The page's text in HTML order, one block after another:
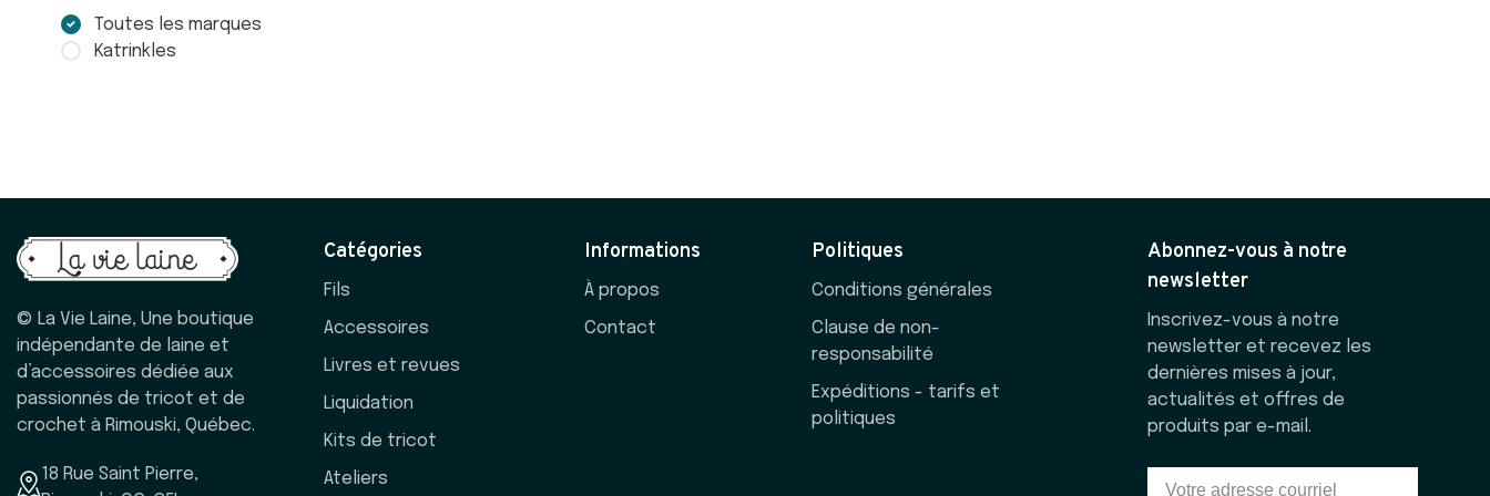
Toutes les marques
Katrinkles
© La Vie Laine, Une boutique
indépendante de laine et
d’accessoires dédiée aux
passionnés de tricot et de
crochet à Rimouski, Québec.
18 Rue Saint Pierre,
Catégories
Fils
Accessoires
Livres et revues
Liquidation
Kits de tricot
Ateliers
Informations
À propos
Contact
Politiques
Conditions générales
Clause de non-
responsabilité
Expéditions - tarifs et
politiques
Abonnez-vous à notre
newsletter
Inscrivez-vous à notre
newsletter et recevez les
dernières mises à jour,
actualités et offres de
produits par e-mail.